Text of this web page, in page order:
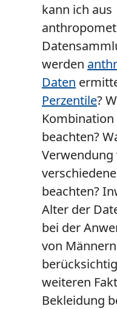
kann ich aus
werden
Daten
Perzentile?
beachten?
Verwendung
beachten?
Alter der
bei der
von
weiteren
Bekleidung